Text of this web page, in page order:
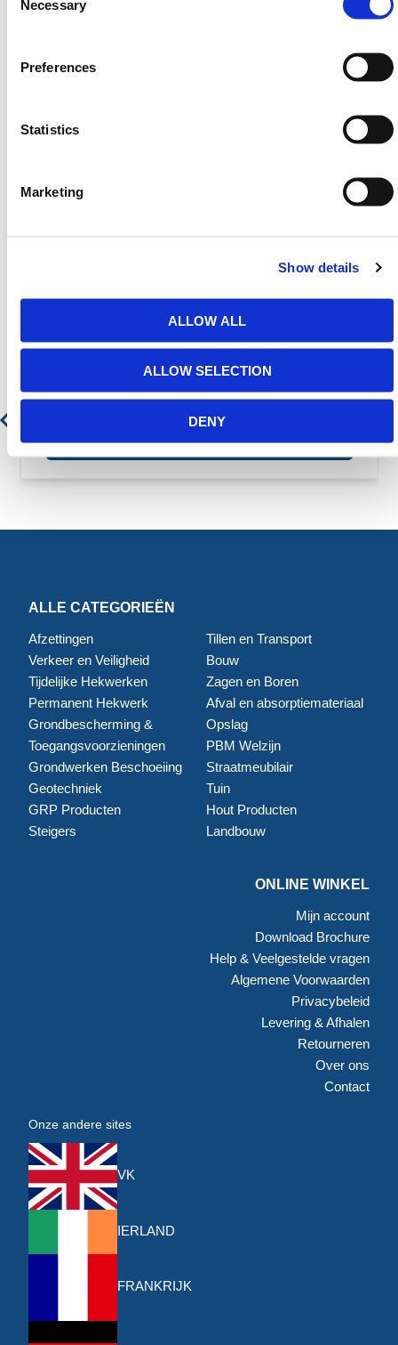
Selection
Necessary
Preferences
Statistics
Marketing
Show details
ALLOW ALL
ALLOW SELECTION
DENY
725 2338
Neem contact op door te e-mailen
Aanbevolen producten
Watergevulde Kunststof Barrier 1M
ALLE CATEGORIEËN
Afzettingen
Verkeer en Veiligheid
Tijdelijke Hekwerken
Permanent Hekwerk
Grondbescherming &
Toegangsvoorzieningen
Grondwerken Beschoeiing
Geotechniek
GRP Producten
Steigers
Tillen en Transport
Bouw
Zagen en Boren
Afval en absorptiemateriaal
Opslag
PBM Welzijn
Straatmeubilair
Tuin
Hout Producten
Landbouw
ONLINE WINKEL
Mijn account
Download Brochure
Help & Veelgestelde vragen
Algemene Voorwaarden
Privacybeleid
Levering & Afhalen
Retourneren
Over ons
Contact
Onze andere sites
VK
IERLAND
FRANKRIJK